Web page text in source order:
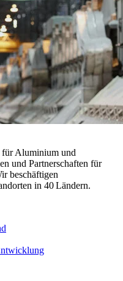
für Aluminium und
und Partnerschaften für
beschäftigen
in 40 Ländern.